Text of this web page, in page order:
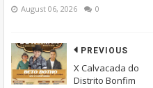
August 06, 2026 0
PREVIOUS
X Calvacada do
Distrito Bonfim